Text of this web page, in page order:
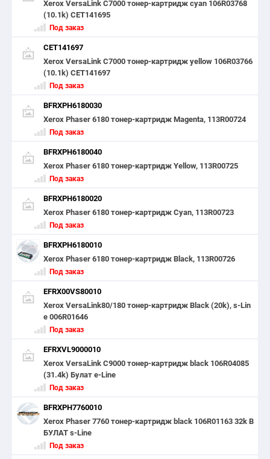
Xerox VersaLink C7000 тонер-картридж cyan 106R03768
(10.1k) CET141695
Под заказ
CET141697
Xerox VersaLink C7000 тонер-картридж yellow 106R03766
(10.1k) CET141697
Под заказ
BFRXPH6180030
Xerox Phaser 6180 тонер-картридж Magenta, 113R00724
Под заказ
BFRXPH6180040
Xerox Phaser 6180 тонер-картридж Yellow, 113R00725
Под заказ
BFRXPH6180020
Xerox Phaser 6180 тонер-картридж Cyan, 113R00723
Под заказ
BFRXPH6180010
Xerox Phaser 6180 тонер-картридж Black, 113R00726
Под заказ
EFRX00VS80010
Xerox VersaLink80/180 тонер-картридж Black (20k), s-Lin
e 006R01646
Под заказ
EFRXVL9000010
Xerox VersaLink C9000 тонер-картридж black 106R04085
(31.4k) Булат e-Line
Под заказ
BFRXPH7760010
Xerox Phaser 7760 тонер-картридж black 106R01163 32k B
БУЛАТ s-Line
Под заказ